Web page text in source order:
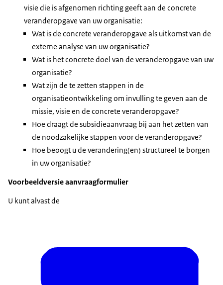
visie die is afgenomen richting geeft aan de concrete
veranderopgave van uw organisatie:
Wat is de concrete veranderopgave als uitkomst van de
externe analyse van uw organisatie?
Wat is het concrete doel van de veranderopgave van uw
organisatie?
Wat zijn de te zetten stappen in de
organisatieontwikkeling om invulling te geven aan de
missie, visie en de concrete veranderopgave?
Hoe draagt de subsidieaanvraag bij aan het zetten van
de noodzakelijke stappen voor de veranderopgave?
Hoe beoogt u de verandering(en) structureel te borgen
in uw organisatie?
Voorbeeldversie aanvraagformulier
U kunt alvast de